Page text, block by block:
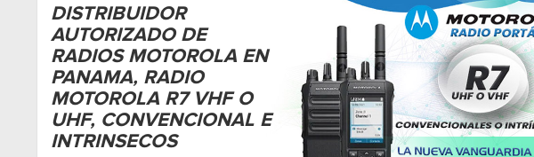
DISTRIBUIDOR
AUTORIZADO DE
RADIOS MOTOROLA EN
PANAMA, RADIO
MOTOROLA R7 VHF O
UHF, CONVENCIONAL E
INTRINSECOS